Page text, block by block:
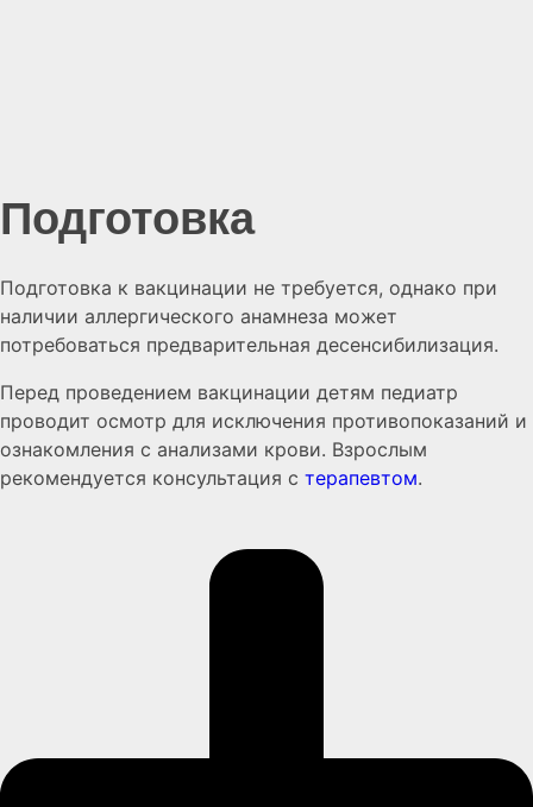
Подготовка
Подготовка к вакцинации не требуется, однако при
наличии аллергического анамнеза может
потребоваться предварительная десенсибилизация.
Перед проведением вакцинации детям педиатр
проводит осмотр для исключения противопоказаний и
ознакомления с анализами крови. Взрослым
рекомендуется консультация с терапевтом.